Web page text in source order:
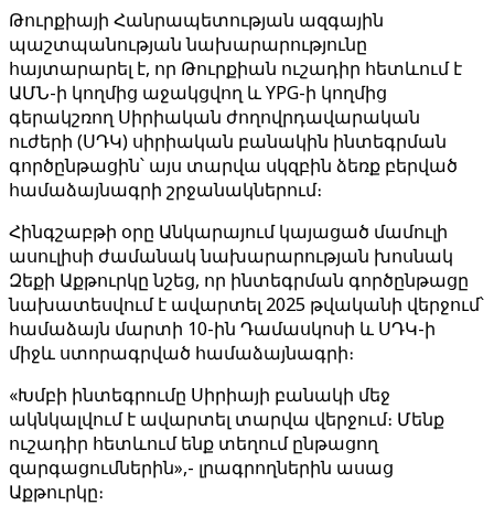
Թուրքիայի Հանրապետության ազգային
պաշտպանության նախարարությունը
հայտարարել է, որ Թուրքիան ուշադիր հետևում է
ԱՄՆ-ի կողմից աջակցվող և YPG-ի կողմից
գերակշռող Սիրիական ժողովրդավարական
ուժերի (ՍԴԿ) սիրիական բանակին ինտեգրման
գործընթացին՝ այս տարվա սկզբին ձեռք բերված
համաձայնագրի շրջանակներում։
Հինգշաբթի օրը Անկարայում կայացած մամուլի
ասուլիսի ժամանակ նախարարության խոսնակ
Զեքի Աքթուրկը նշեց, որ ինտեգրման գործընթացը
նախատեսվում է ավարտել 2025 թվականի վերջում՝
համաձայն մարտի 10-ին Դամասկոսի և ՍԴԿ-ի
միջև ստորագրված համաձայնագրի։
«Խմբի ինտեգրումը Սիրիայի բանակի մեջ
ակնկալվում է ավարտել տարվա վերջում։ Մենք
ուշադիր հետևում ենք տեղում ընթացող
զարգացումներին»,- լրագրողներին ասաց
Աքթուրկը։